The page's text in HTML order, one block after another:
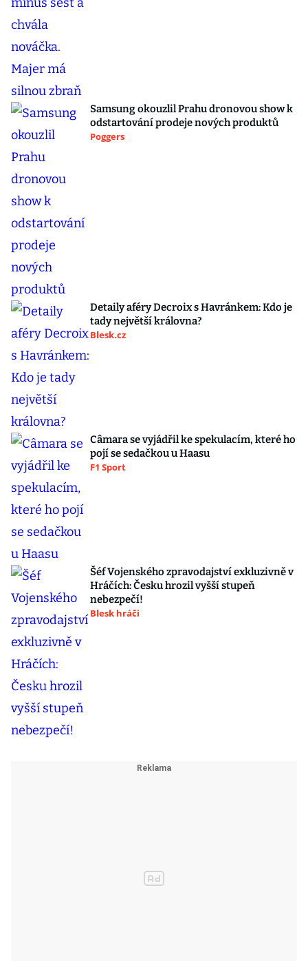
Samsung okouzlil Prahu dronovou show k
odstartování prodeje nových produktů
Poggers
Detaily aféry Decroix s Havránkem: Kdo je
tady největší královna?
Blesk.cz
Câmara se vyjádřil ke spekulacím, které ho
pojí se sedačkou u Haasu
F1 Sport
Šéf Vojenského zpravodajství exkluzivně v
Hráčích: Česku hrozil vyšší stupeň
nebezpečí!
Blesk hráči